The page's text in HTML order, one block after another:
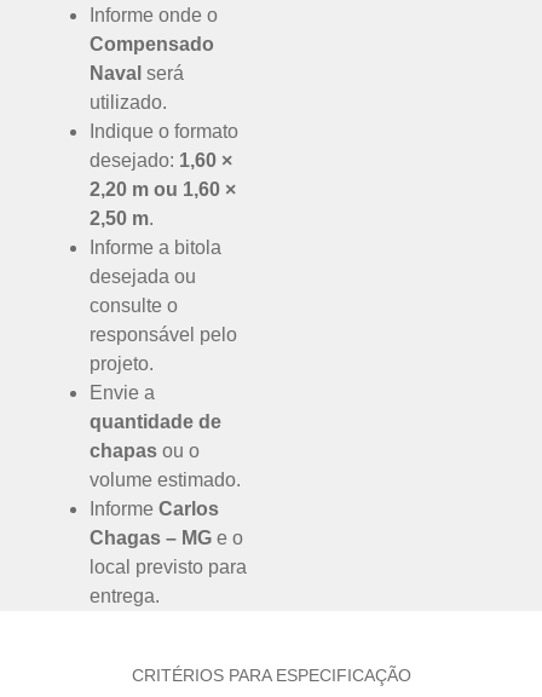
Informe onde o
Compensado
Naval será
utilizado.
Indique o formato
desejado: 1,60 ×
2,20 m ou 1,60 ×
2,50 m.
Informe a bitola
desejada ou
consulte o
responsável pelo
projeto.
Envie a
quantidade de
chapas ou o
volume estimado.
Informe Carlos
Chagas – MG e o
local previsto para
entrega.
CRITÉRIOS PARA ESPECIFICAÇÃO